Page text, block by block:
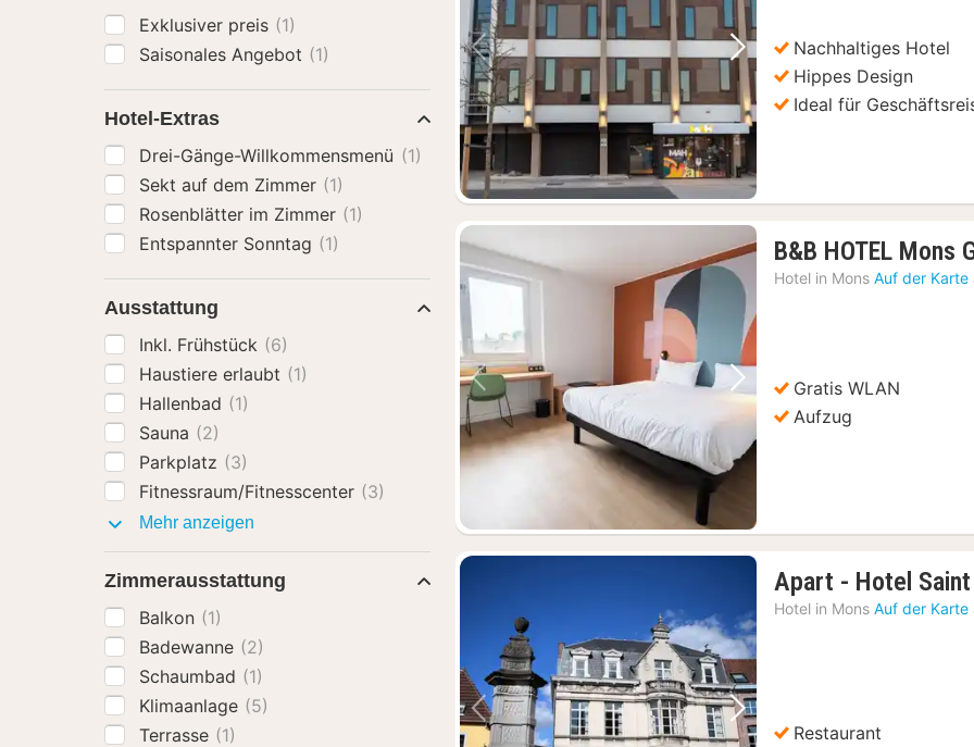
Vorheriges Bild Nächstes Bild
Nachhaltiges Hotel
Hippes Design
Ideal für
Vorheriges Bild Nächstes Bild
B&B HOTEL Mons
Hotel in Mons Auf der Karte
Gratis WLAN
Aufzug
Vorheriges Bild Nächstes Bild
Apart - Hotel
Hotel in Mons Auf der Karte
Restaurant
Exklusiver preis (1)
Saisonales Angebot (1)
Hotel-Extras
Drei-Gänge-Willkommensmenü (1)
Sekt auf dem Zimmer (1)
Rosenblätter im Zimmer (1)
Entspannter Sonntag (1)
Ausstattung
Inkl. Frühstück (6)
Haustiere erlaubt (1)
Hallenbad (1)
Sauna (2)
Parkplatz (3)
Fitnessraum/Fitnesscenter (3)
Mehr anzeigen
Zimmerausstattung
Balkon (1)
Badewanne (2)
Schaumbad (1)
Klimaanlage (5)
Terrasse (1)